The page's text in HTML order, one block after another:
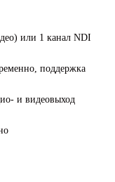
или 1 канал NDI
поддержка
и видеовыход